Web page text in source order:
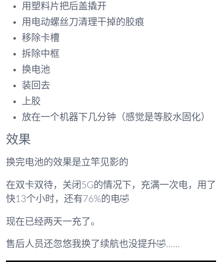
用塑料片把后盖撬开
用电动螺丝刀清理干掉的胶痕
移除卡槽
拆除中框
换电池
装回去
上胶
放在一个机器下几分钟（感觉是等胶水固化）
效果
换完电池的效果是立竿见影的
在双卡双待，关闭5G的情况下，充满一次电，用了
快13个小时，还有76%的电🤣
现在已经两天一充了。
售后人员还忽悠我换了续航也没提升🤣……